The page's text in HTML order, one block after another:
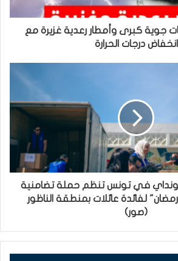
جوية كبرى وأمطار رعدية غزيرة مع
انخفاض درجات الحرارة
في تونس تنظم حملة تضامنية
لفائدة عائلات بمنطقة الناظور
(صور)